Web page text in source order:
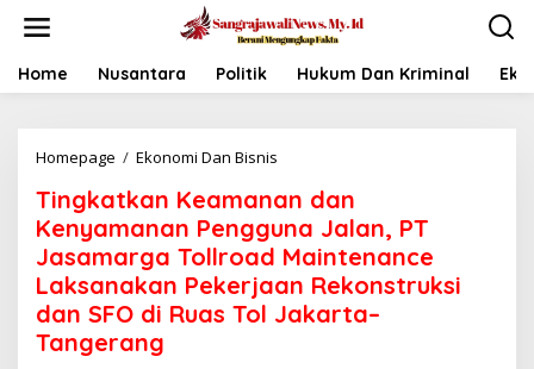
t
Home Nusantara Politik Hukum Dan Kriminal
Homepage / Ekonomi Dan Bisnis
n
g
k
a
t
k
a
Tingkatkan Keamanan dan
Kenyamanan Pengguna Jalan, PT
Jasamarga Tollroad Maintenance
Laksanakan Pekerjaan Rekonstruksi
dan SFO di Ruas Tol Jakarta–
Tangerang